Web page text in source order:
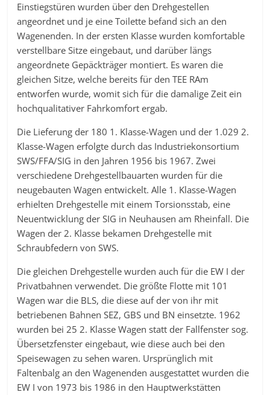
Einstiegstüren wurden über den Drehgestellen
angeordnet und je eine Toilette befand sich an den
Wagenenden. In der ersten Klasse wurden komfortable
verstellbare Sitze eingebaut, und darüber längs
angeordnete Gepäckträger montiert. Es waren die
gleichen Sitze, welche bereits für den TEE RAm
entworfen wurde, womit sich für die damalige Zeit ein
hochqualitativer Fahrkomfort ergab.
Die Lieferung der 180 1. Klasse-Wagen und der 1.029 2.
Klasse-Wagen erfolgte durch das Industriekonsortium
SWS/FFA/SIG in den Jahren 1956 bis 1967. Zwei
verschiedene Drehgestellbauarten wurden für die
neugebauten Wagen entwickelt. Alle 1. Klasse-Wagen
erhielten Drehgestelle mit einem Torsionsstab, eine
Neuentwicklung der SIG in Neuhausen am Rheinfall. Die
Wagen der 2. Klasse bekamen Drehgestelle mit
Schraubfedern von SWS.
Die gleichen Drehgestelle wurden auch für die EW I der
Privatbahnen verwendet. Die größte Flotte mit 101
Wagen war die BLS, die diese auf der von ihr mit
betriebenen Bahnen SEZ, GBS und BN einsetzte. 1962
wurden bei 25 2. Klasse Wagen statt der Fallfenster sog.
Übersetzfenster eingebaut, wie diese auch bei den
Speisewagen zu sehen waren. Ursprünglich mit
Faltenbalg an den Wagenenden ausgestattet wurden die
EW I von 1973 bis 1986 in den Hauptwerkstätten